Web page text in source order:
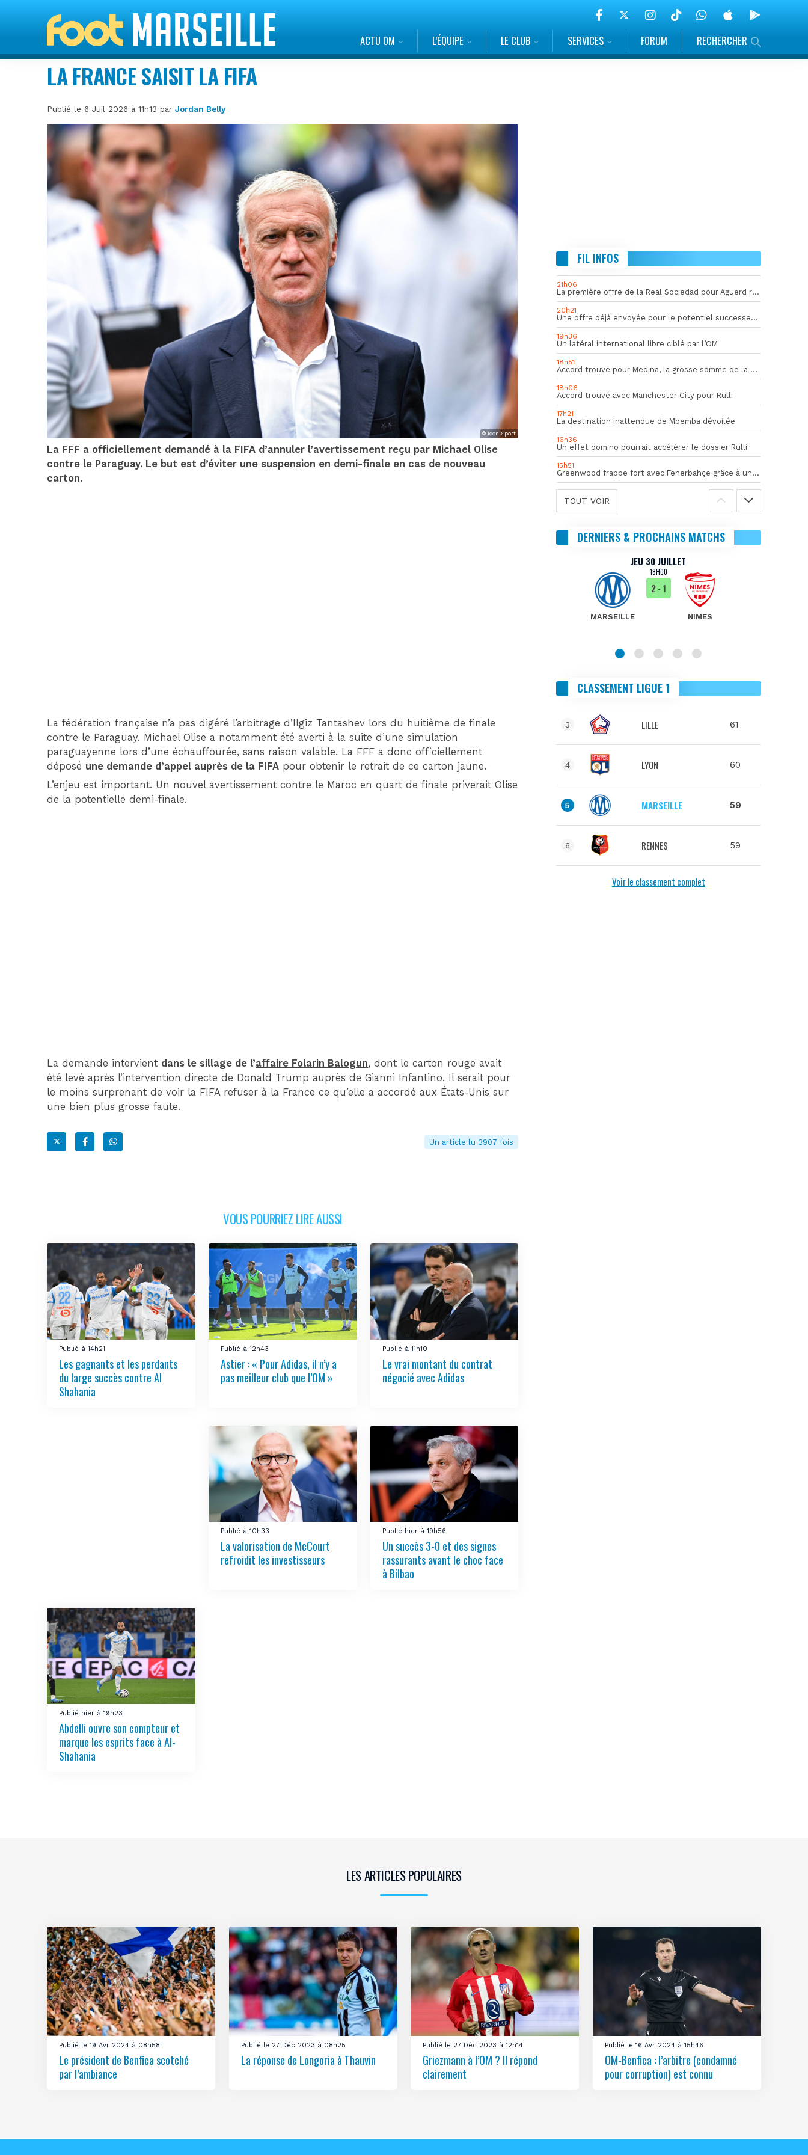
ACTU OM L’ÉQUIPE LE CLUB SERVICES FORUM RECHERCHER
LA FRANCE SAISIT LA FIFA
Publié le 6 Juil 2026 à 11h13 parJordan Belly
© Icon Sport
La FFF a officiellement demandé à la FIFA d’annuler l’avertissement reçu par Michael Olise
contre le Paraguay. Le but est d’éviter une suspension en demi-finale en cas de nouveau
carton.
La fédération française n’a pas digéré l’arbitrage d’Ilgiz Tantashev lors du huitième de finale
contre le Paraguay. Michael Olise a notamment été averti à la suite d’une simulation
paraguayenne lors d’une échauffourée, sans raison valable. La FFF a donc officiellement
déposé une demande d’appel auprès de la FIFA pour obtenir le retrait de ce carton jaune.
L’enjeu est important. Un nouvel avertissement contre le Maroc en quart de finale priverait Olise
de la potentielle demi-finale.
La demande intervient dans le sillage de l’affaire Folarin Balogun, dont le carton rouge avait
été levé après l’intervention directe de Donald Trump auprès de Gianni Infantino. Il serait pour
le moins surprenant de voir la FIFA refuser à la France ce qu’elle a accordé aux États-Unis sur
une bien plus grosse faute.
Un article lu 3907 fois
VOUS POURRIEZ LIRE AUSSI
Publié à 14h21
Les gagnants et les perdants
du large succès contre Al
Shahania
Publié à 12h43
Astier : « Pour Adidas, il n’y a
pas meilleur club que l’OM »
Publié à 11h10
Le vrai montant du contrat
négocié avec Adidas
Publié à 10h33
La valorisation de McCourt
refroidit les investisseurs
Publié hier à 19h56
Un succès 3-0 et des signes
rassurants avant le choc face
à Bilbao
Publié hier à 19h23
Abdelli ouvre son compteur et
marque les esprits face à Al-
Shahania
FIL INFOS
21h06
La première offre de la Real Sociedad pour Aguerd refusée par l’OM
20h21
Une offre déjà envoyée pour le potentiel successeur de Rulli
19h36
Un latéral international libre ciblé par l’OM
18h51
Accord trouvé pour Medina, la grosse somme de la vente dévoilée
18h06
Accord trouvé avec Manchester City pour Rulli
17h21
La destination inattendue de Mbemba dévoilée
16h36
Un effet domino pourrait accélérer le dossier Rulli
15h51
Greenwood frappe fort avec Fenerbahçe grâce à un but spectaculaire
TOUT VOIR
DERNIERS & PROCHAINS MATCHS
JEU 30 JUILLET
18H00
MARSEILLE
2- 1
NIMES
CLASSEMENT LIGUE 1
3 LILLE 61
4 LYON 60
5 MARSEILLE 59
6 RENNES 59
Voir le classement complet
LES ARTICLES POPULAIRES
Publié le 19 Avr 2024 à 08h58
Le président de Benfica scotché
par l’ambiance
Publié le 27 Déc 2023 à 08h25
La réponse de Longoria à Thauvin
Publié le 27 Déc 2023 à 12h14
Griezmann à l’OM ? Il répond
clairement
Publié le 16 Avr 2024 à 15h46
OM-Benfica : l’arbitre (condamné
pour corruption) est connu